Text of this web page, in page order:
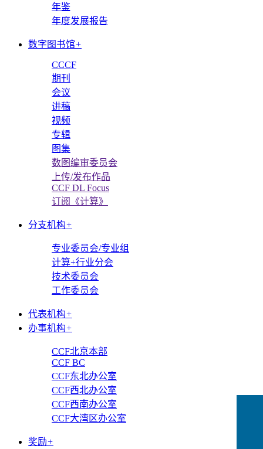
年鉴
年度发展报告
数字图书馆+
CCCF
期刊
会议
讲稿
视频
专辑
图集
数图编审委员会
上传/发布作品
CCF DL Focus
订阅《计算》
分支机构+
专业委员会/专业组
计算+行业分会
技术委员会
工作委员会
代表机构+
办事机构+
CCF北京本部
CCF BC
CCF东北办公室
CCF西北办公室
CCF西南办公室
CCF大湾区办公室
奖励+